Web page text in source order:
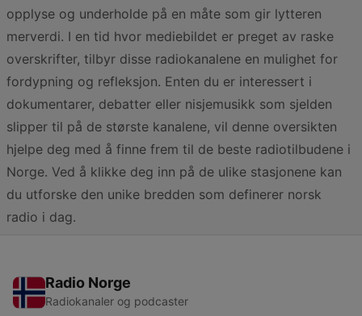
opplyse og underholde på en måte som gir lytteren
merverdi. I en tid hvor mediebildet er preget av raske
overskrifter, tilbyr disse radiokanalene en mulighet for
fordypning og refleksjon. Enten du er interessert i
dokumentarer, debatter eller nisjemusikk som sjelden
slipper til på de største kanalene, vil denne oversikten
hjelpe deg med å finne frem til de beste radiotilbudene i
Norge. Ved å klikke deg inn på de ulike stasjonene kan
du utforske den unike bredden som definerer norsk
radio i dag.
Radio Norge
Radiokanaler og podcaster